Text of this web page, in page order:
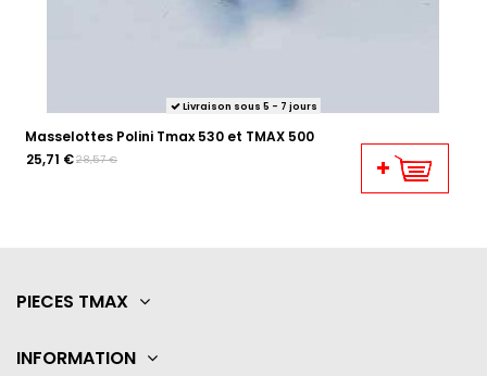
Livraison sous 5 - 7 jours
Masselottes Polini Tmax 530 et TMAX 500
25,71 €28,57 €
PIECES TMAX
INFORMATION